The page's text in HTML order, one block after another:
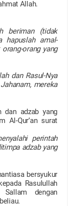
Allah.
beriman (tidak
hapuslah amal-
orang yang
dan Rasul-Nya
mereka
dan adzab yang
Al-Qur’an surat
perintah
adzab yang
bersyukur
Rasulullah
dengan